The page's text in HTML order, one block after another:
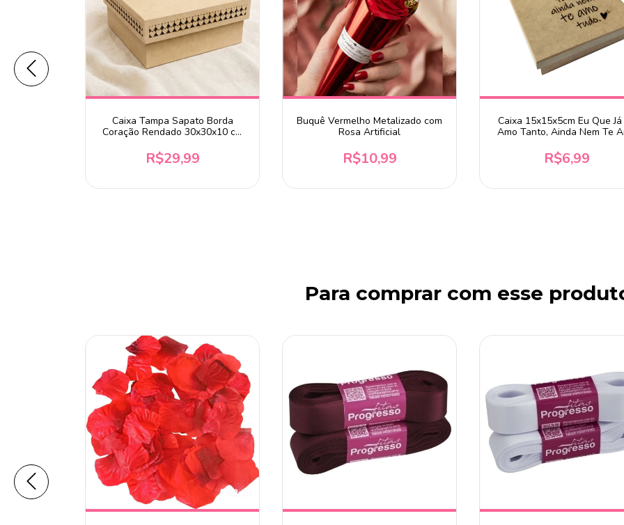
Caixa Tampa Sapato Borda
Coração Rendado 30x30x10 cm
R$29,99
Buquê Vermelho Metalizado com
Rosa Artificial
R$10,99
Caixa 15x15x5cm Eu Que Já
Amo Tanto, Ainda Nem Te
R$6,99
Para comprar com esse